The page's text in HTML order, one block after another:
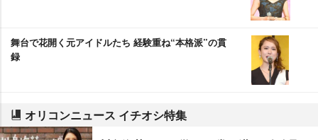
舞台で花開く元アイドルたち 経験重ね“本格派”の貫
録
オリコンニュース イチオシ特集